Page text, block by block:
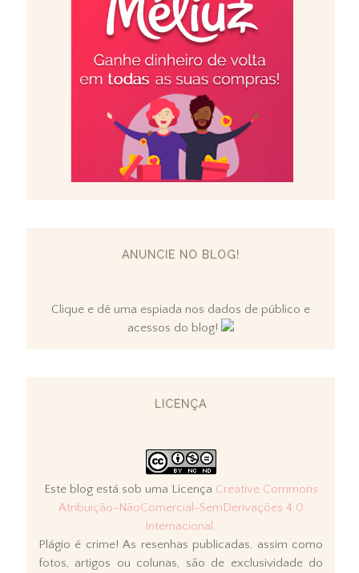
ANUNCIE NO BLOG!
Clique e dê uma espiada nos dados de público e
acessos do blog!
LICENÇA
Este blog está sob uma Licença Creative Commons
Atribuição-NãoComercial-SemDerivações 4.0
Internacional .
Plágio é crime! As resenhas publicadas, assim como
fotos, artigos ou colunas, são de exclusividade do